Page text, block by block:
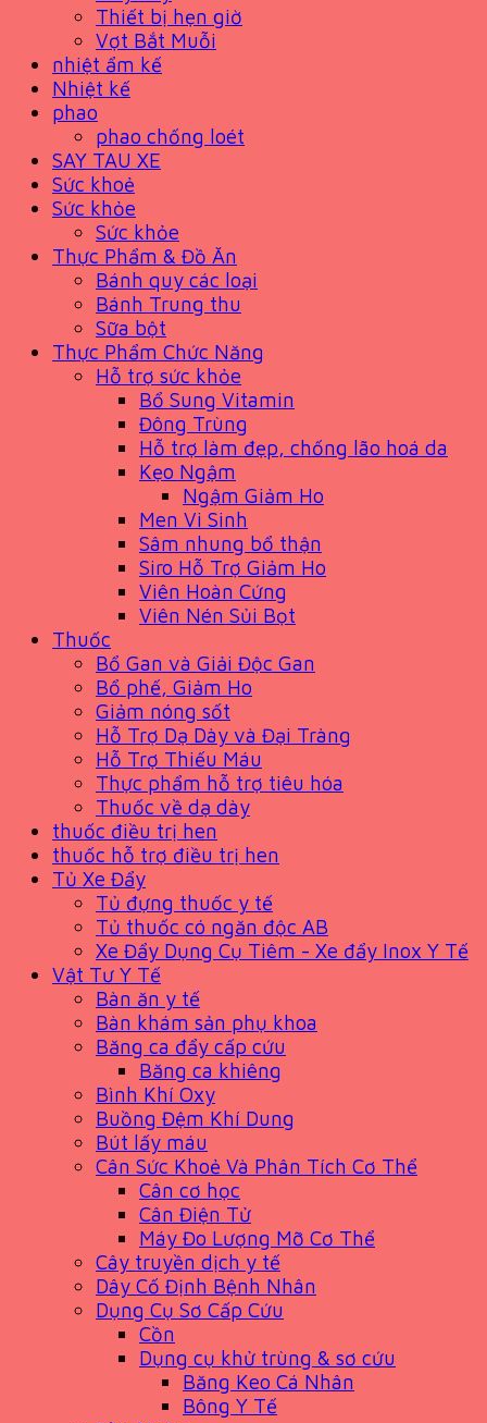
Thiết bị hẹn giờ
Vợt Bắt Muỗi
nhiệt ẩm kế
Nhiệt kế
phao
phao chống loét
SAY TAU XE
Sức khoẻ
Sức khỏe
Sức khỏe
Thực Phẩm & Đồ Ăn
Bánh quy các loại
Bánh Trung thu
Sữa bột
Thực Phẩm Chức Năng
Hỗ trợ sức khỏe
Bổ Sung Vitamin
Đông Trùng
Hỗ trợ làm đẹp, chống lão hoá da
Kẹo Ngậm
Ngậm Giảm Ho
Men Vi Sinh
Sâm nhung bổ thận
Siro Hỗ Trợ Giảm Ho
Viên Hoàn Cứng
Viên Nén Sủi Bọt
Thuốc
Bổ Gan và Giải Độc Gan
Bổ phế, Giảm Ho
Giảm nóng sốt
Hỗ Trợ Dạ Dày và Đại Tràng
Hỗ Trợ Thiếu Máu
Thực phẩm hỗ trợ tiêu hóa
Thuốc về dạ dày
thuốc điều trị hen
thuốc hỗ trợ điều trị hen
Tủ Xe Đẩy
Tủ đựng thuốc y tế
Tủ thuốc có ngăn độc AB
Xe Đẩy Dụng Cụ Tiêm - Xe đẩy Inox Y Tế
Vật Tư Y Tế
Bàn ăn y tế
Bàn khám sản phụ khoa
Băng ca đẩy cấp cứu
Băng ca khiêng
Bình Khí Oxy
Buồng Đệm Khí Dung
Bút lấy máu
Cân Sức Khoẻ Và Phân Tích Cơ Thể
Cân cơ học
Cân Điện Tử
Máy Đo Lượng Mỡ Cơ Thể
Cây truyền dịch y tế
Dây Cố Định Bệnh Nhân
Dụng Cụ Sơ Cấp Cứu
Cồn
Dụng cụ khử trùng & sơ cứu
Băng Keo Cá Nhân
Bông Y Tế